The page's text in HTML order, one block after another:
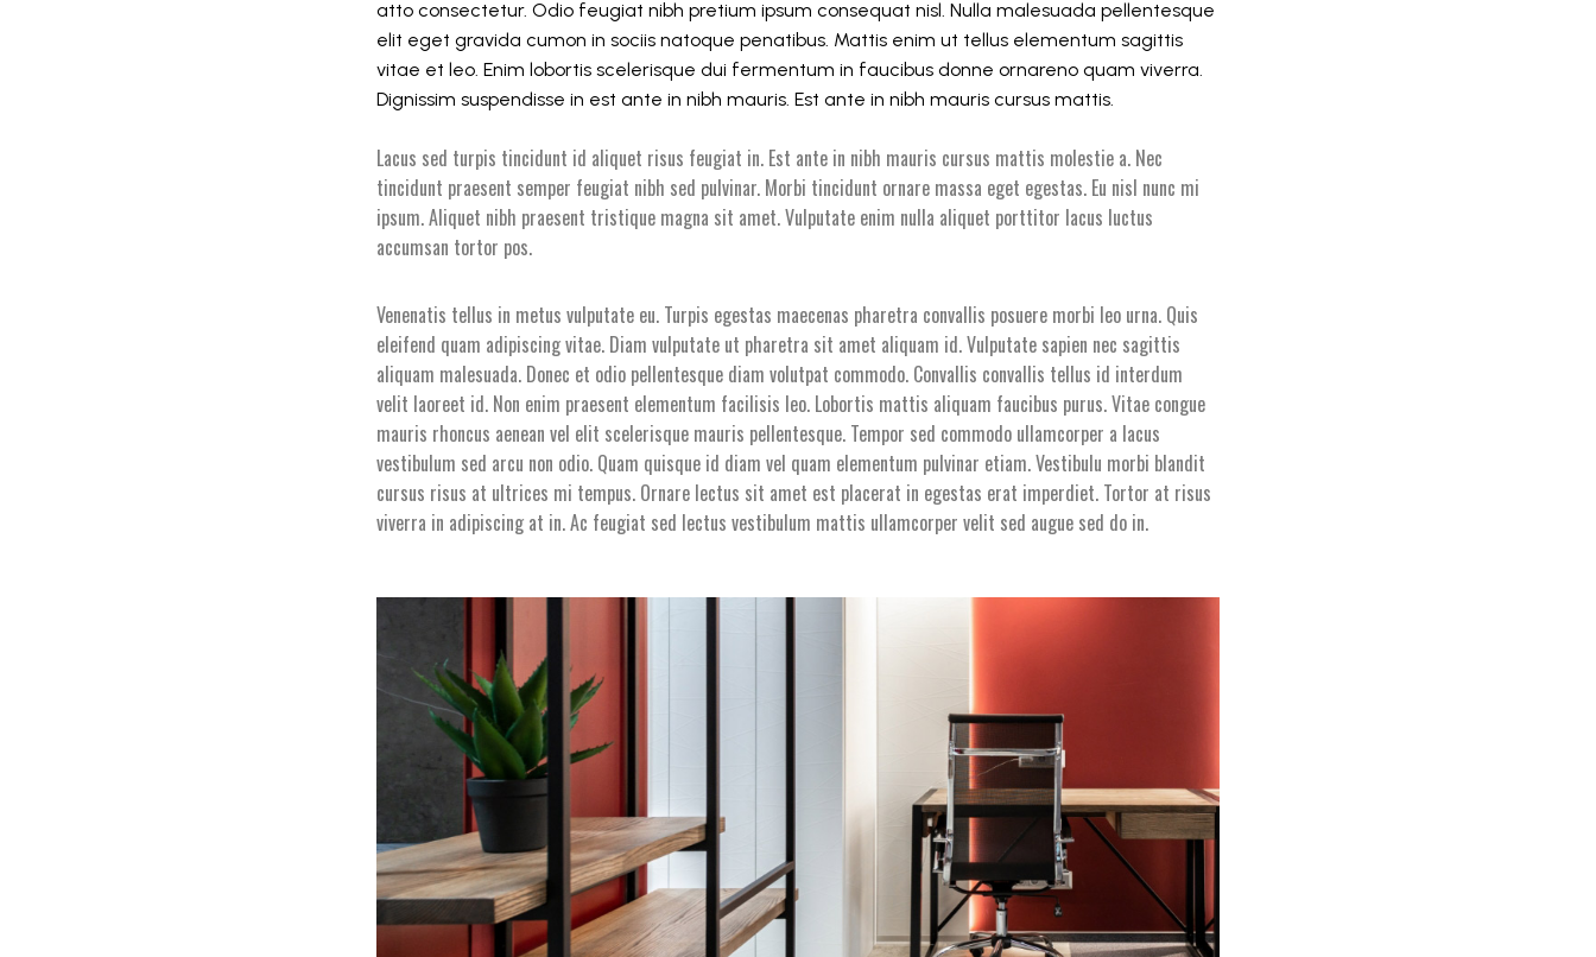
atto consectetur. Odio feugiat nibh pretium ipsum consequat nisl. Nulla malesuada pellentesque
elit eget gravida cumon in sociis natoque penatibus. Mattis enim ut tellus elementum sagittis
vitae et leo. Enim lobortis scelerisque dui fermentum in faucibus donne ornareno quam viverra.
Dignissim suspendisse in est ante in nibh mauris. Est ante in nibh mauris cursus mattis.
Lacus sed turpis tincidunt id aliquet risus feugiat in. Est ante in nibh mauris cursus mattis molestie a. Nec
tincidunt praesent semper feugiat nibh sed pulvinar. Morbi tincidunt ornare massa eget egestas. Eu nisl nunc mi
ipsum. Aliquet nibh praesent tristique magna sit amet. Vulputate enim nulla aliquet porttitor lacus luctus
accumsan tortor pos.
Venenatis tellus in metus vulputate eu. Turpis egestas maecenas pharetra convallis posuere morbi leo urna. Quis
eleifend quam adipiscing vitae. Diam vulputate ut pharetra sit amet aliquam id. Vulputate sapien nec sagittis
aliquam malesuada. Donec et odio pellentesque diam volutpat commodo. Convallis convallis tellus id interdum
velit laoreet id. Non enim praesent elementum facilisis leo. Lobortis mattis aliquam faucibus purus. Vitae congue
mauris rhoncus aenean vel elit scelerisque mauris pellentesque. Tempor sed commodo ullamcorper a lacus
vestibulum sed arcu non odio. Quam quisque id diam vel quam elementum pulvinar etiam. Vestibulu morbi blandit
cursus risus at ultrices mi tempus. Ornare lectus sit amet est placerat in egestas erat imperdiet. Tortor at risus
viverra in adipiscing at in. Ac feugiat sed lectus vestibulum mattis ullamcorper velit sed augue sed do in.